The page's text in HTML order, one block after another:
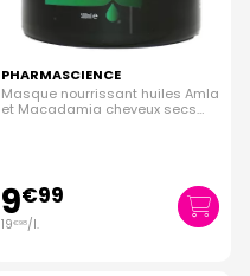
PHARMASCIENCE
Masque nourrissant huiles Amla
et Macadamia cheveux secs
9€99
19€98/l.